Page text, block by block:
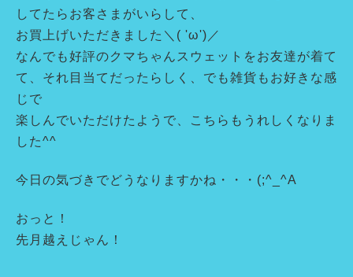
してたらお客さまがいらして、
お買上げいただきました＼( 'ω')／
なんでも好評のクマちゃんスウェットをお友達が着て
て、それ目当てだったらしく、でも雑貨もお好きな感
じで
楽しんでいただけたようで、こちらもうれしくなりま
した^^
今日の気づきでどうなりますかね・・・(;^_^A
おっと！
先月越えじゃん！